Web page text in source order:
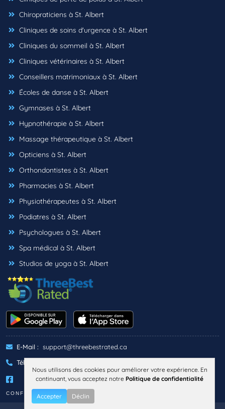
Chiropraticiens à St. Albert
Cliniques de soins d'urgence à St. Albert
Cliniques du sommeil à St. Albert
Cliniques vétérinaires à St. Albert
Conseillers matrimoniaux à St. Albert
Écoles de danse à St. Albert
Gymnases à St. Albert
Hypnothérapie à St. Albert
Massage thérapeutique à St. Albert
Opticiens à St. Albert
Orthondontistes à St. Albert
Pharmacies à St. Albert
Physiothérapeutes à St. Albert
Podiatres à St. Albert
Psychologues à St. Albert
Spa médical à St. Albert
Studios de yoga à St. Albert
E-Mail : support@threebestrated.ca
Téléphone :
CONFIDENTIALITÉ TERMES
Nous utilisons des cookies pour améliorer votre expérience. En
continuant, vous acceptez notre Politique de confidentialité
Accepter Déclin